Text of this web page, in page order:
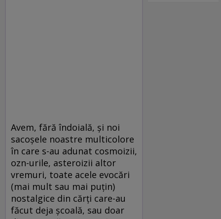
Avem, fără îndoială, şi noi
sacoşele noastre multicolore
în care s-au adunat cosmoizii,
ozn-urile, asteroizii altor
vremuri, toate acele evocări
(mai mult sau mai puţin)
nostalgice din cărţi care-au
făcut deja şcoală, sau doar